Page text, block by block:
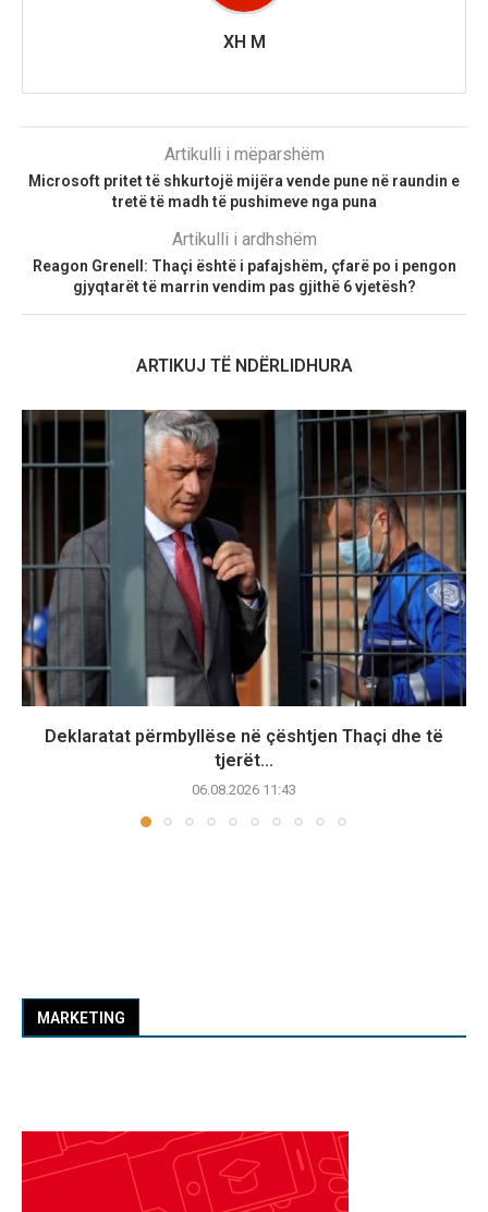
XH M
Artikulli i mëparshëm
Microsoft pritet të shkurtojë mijëra vende pune në raundin e
tretë të madh të pushimeve nga puna
Artikulli i ardhshëm
Reagon Grenell: Thaçi është i pafajshëm, çfarë po i pengon
gjyqtarët të marrin vendim pas gjithë 6 vjetësh?
ARTIKUJ TË NDËRLIDHURA
Deklaratat përmbyllëse në çështjen Thaçi dhe të
tjerët...
06.08.2026 11:43
MARKETING